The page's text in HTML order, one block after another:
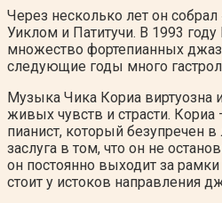
Через несколько лет он собрал
Уиклом и Патитучи. В 1993
множество фортепианных
следующие годы много
Музыка Чика Кориа виртуозна
живых чувств и страсти.
пианист, который безупречен
заслуга в том, что он не
он постоянно выходит за
стоит у истоков направления